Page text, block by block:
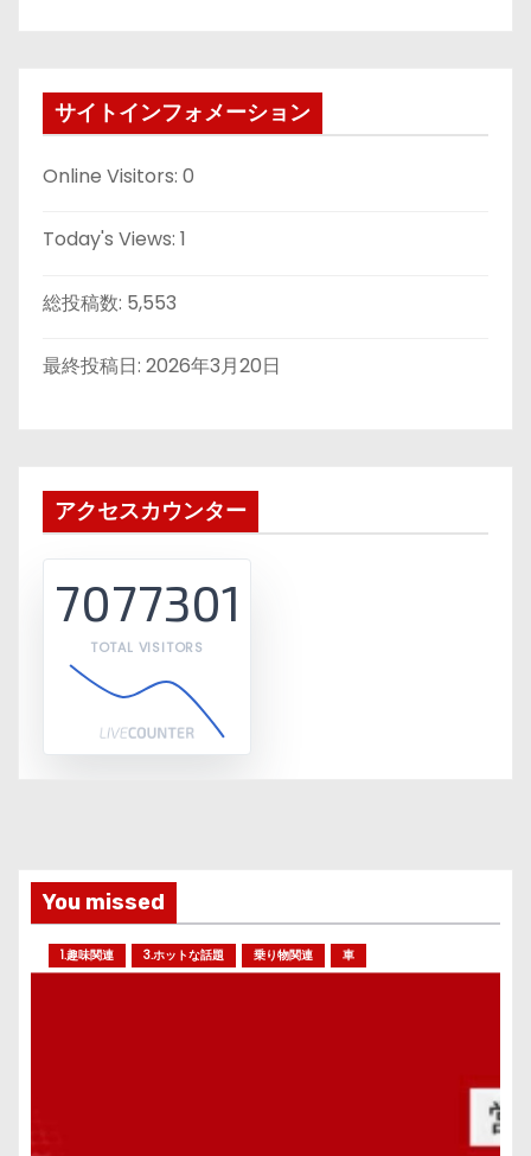
サイトインフォメーション
Online Visitors: 0
Today's Views: 1
総投稿数: 5,553
最終投稿日: 2026年3月20日
アクセスカウンター
7077301
TOTAL VISITORS
You missed
1.趣味関連 3.ホットな話題 乗り物関連 車